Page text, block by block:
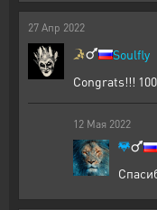
27 Апр 2022
Soulfly
Congrats!!!
12 Мая 2022